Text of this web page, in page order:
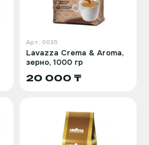
Арт. 0035
Lavazza Crema & Aroma,
зерно, 1000 гр
20 000 ₸